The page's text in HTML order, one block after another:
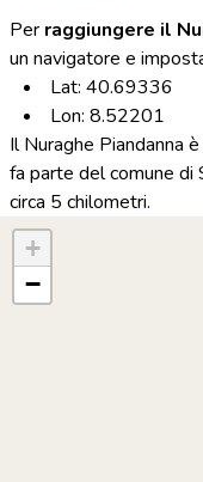
Per raggiungere il
un navigatore e
Lat: 40.69336
Lon: 8.52201
Il Nuraghe Piandanna
fa parte del comune di
circa 5 chilometri.
+
−